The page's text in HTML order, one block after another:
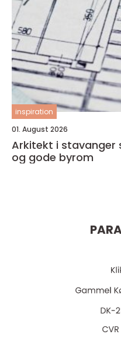
inspiration
01. August 2026
Arkitekt i stavanger slik skapes gode bygg
og gode byrom